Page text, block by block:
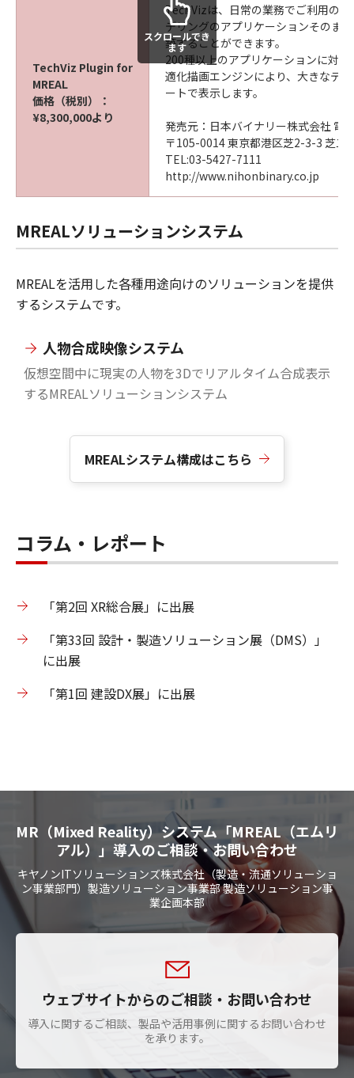
TechViz Plugin for
MREAL
価格（税別）：
¥8,300,000より
TechVizは、日常の業務でご利用の
デリングのアプリケーションそのま
築することができます。
200種以上のアプリケーションに対
適化描画エンジンにより、大きなデ
ートで表示します。
発売元：日本バイナリー株式会社 電
〒105-0014 東京都港区芝2-3-3 芝二
TEL:03-5427-7111
http://www.nihonbinary.co.jp
スクロールでき
ます
MREALソリューションシステム
MREALを活用した各種用途向けのソリューションを提供
するシステムです。
人物合成映像システム
仮想空間中に現実の人物を3Dでリアルタイム合成表示
するMREALソリューションシステム
MREALシステム構成はこちら
コラム・レポート
「第2回 XR総合展」に出展
「第33回 設計・製造ソリューション展（DMS）」
に出展
「第1回 建設DX展」に出展
MR（Mixed Reality）システム「MREAL（エムリ
アル）」導入のご相談・お問い合わせ
キヤノンITソリューションズ株式会社（製造・流通ソリューショ
ン事業部門）製造ソリューション事業部 製造ソリューション事
業企画本部
ウェブサイトからのご相談・お問い合わせ
導入に関するご相談、製品や活用事例に関するお問い合わせ
を承ります。